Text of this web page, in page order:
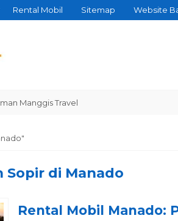
Rental Mobil Sitemap Website
Manggis Travel
Sopir di Manado
Rental Mobil Manado: